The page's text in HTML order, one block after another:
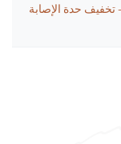
تخفيف حدة الإصابة